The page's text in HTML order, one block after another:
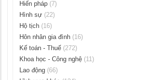
Hiến pháp (7)
Hình sự (22)
Hộ tịch (16)
Hôn nhân gia đình (16)
Kế toán - Thuế (272)
Khoa học - Công nghệ (11)
Lao động (66)